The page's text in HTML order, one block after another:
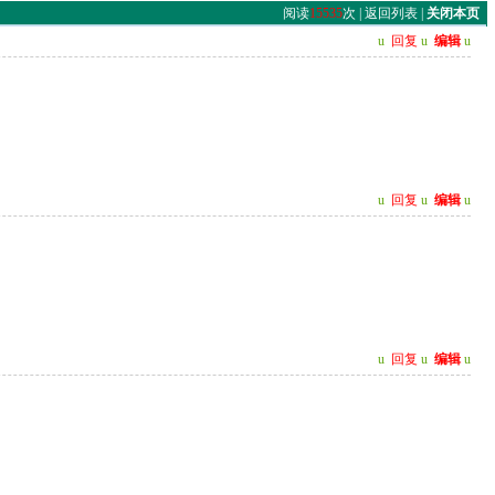
阅读15535次 | 返回列表| 关闭本页
u 回复 u 编辑 u
u 回复 u 编辑 u
u 回复 u 编辑 u